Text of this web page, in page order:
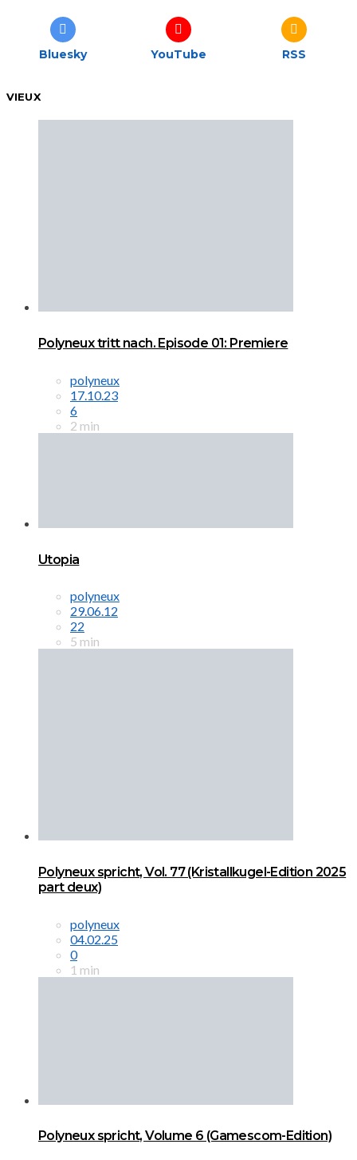
Bluesky YouTube RSS
VIEUX
Polyneux tritt nach. Episode 01: Premiere
polyneux
17.10.23
6
2 min
Utopia
polyneux
29.06.12
22
5 min
Polyneux spricht, Vol. 77 (Kristallkugel-Edition 2025
part deux)
polyneux
04.02.25
0
1 min
Polyneux spricht, Volume 6 (Gamescom-Edition)